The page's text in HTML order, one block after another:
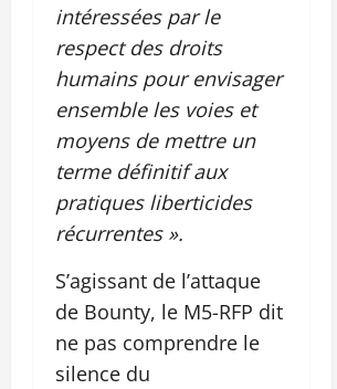
intéressées par le
respect des droits
humains pour envisager
ensemble les voies et
moyens de mettre un
terme définitif aux
pratiques liberticides
récurrentes ».
S’agissant de l’attaque
de Bounty, le M5-RFP dit
ne pas comprendre le
silence du